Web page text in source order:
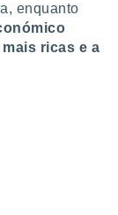
enquanto
ricas e a